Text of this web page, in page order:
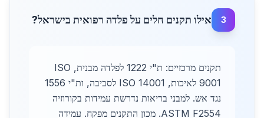
3 אילו תקנים חלים על פלדה רפואית בישראל?
תקנים מרכזיים: ת"י 1222 לפלדה מבנית, ISO
9001 לאיכות, ISO 14001 לסביבה, ות"י 1556
נגד אש. למבני בריאות נדרשת עמידות בקורוזיה
ASTM F2554. מכון התקנים מפקח. עמידה